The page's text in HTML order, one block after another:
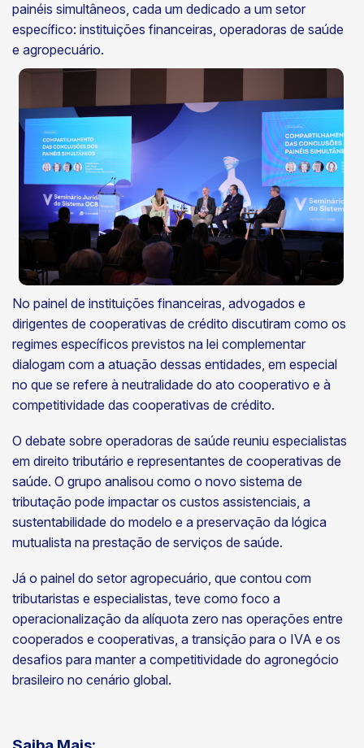
painéis simultâneos, cada um dedicado a um setor
específico: instituições financeiras, operadoras de saúde
e agropecuário.
No painel de instituições financeiras, advogados e
dirigentes de cooperativas de crédito discutiram como os
regimes específicos previstos na lei complementar
dialogam com a atuação dessas entidades, em especial
no que se refere à neutralidade do ato cooperativo e à
competitividade das cooperativas de crédito.
O debate sobre operadoras de saúde reuniu especialistas
em direito tributário e representantes de cooperativas de
saúde. O grupo analisou como o novo sistema de
tributação pode impactar os custos assistenciais, a
sustentabilidade do modelo e a preservação da lógica
mutualista na prestação de serviços de saúde.
Já o painel do setor agropecuário, que contou com
tributaristas e especialistas, teve como foco a
operacionalização da alíquota zero nas operações entre
cooperados e cooperativas, a transição para o IVA e os
desafios para manter a competitividade do agronegócio
brasileiro no cenário global.